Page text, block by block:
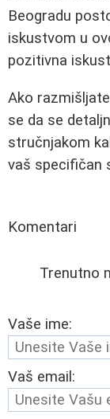
Beogradu
iskustvom u
pozitivna
Ako
se da se
stručnjakom
vaš specifičan
Komentari
Trenutno
Vaše ime:
Vaš email: